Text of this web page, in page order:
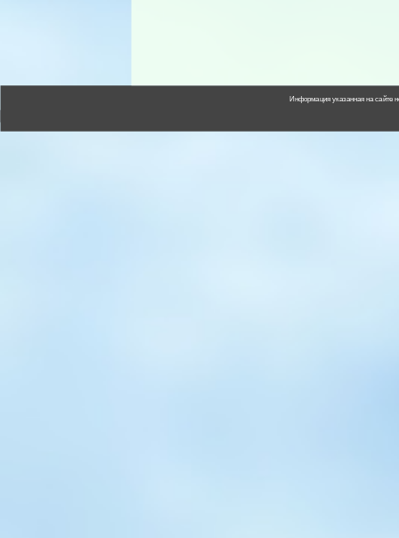
Информация указанная на сайте